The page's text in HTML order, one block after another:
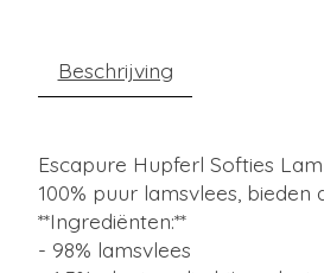
Beschrijving
Escapure Hupferl Softies
100% puur lamsvlees,
**Ingrediënten:**
- 98% lamsvlees